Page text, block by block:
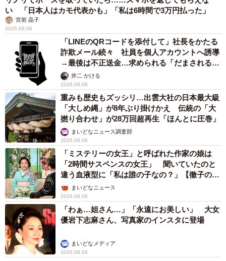
い 「日本人はカモ代表かも」「私は6時間で3万円払った」
宮前 晶子
2026.08.06
「LINEのQRコードを添付して」社長をかたる
詐欺メール続々 社員を個人アカウントへ誘導
→最後は不正送金…求められる「だまされる前
提」の対策
井二 かける
2026.08.06
重みも歴史もズッシリ…出雲大社の日本最大級
「大しめ縄」が8年ぶり掛けかえ 伝統の「大
撚り合わせ」が28万回超再生「ほんとに圧巻」
まいどなニュース調査部
2026.08.06
「ミステリーの女王」と呼ばれた作家の娘は
「2時間サスペンスの女王」 聞いていたのと
違う血液型に「私は誰の子なの？」【徹子の部
屋】まいどなニュース
2026.08.06
「わぁ…姐さん…」「永遠にお美しい」 大女
優岩下志麻さん、写真家のインスタに登場
まいどなメディア
2026.08.05